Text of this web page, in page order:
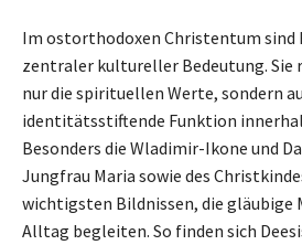
Im ostorthodoxen Christentum sind
zentraler kultureller Bedeutung. Sie
nur die spirituellen Werte, sondern
identitätsstiftende Funktion
Besonders die Wladimir-Ikone und
Jungfrau Maria sowie des
wichtigsten Bildnissen, die gläubige
Alltag begleiten. So finden sich